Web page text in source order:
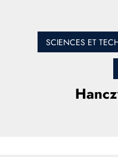
SCIENCES ET